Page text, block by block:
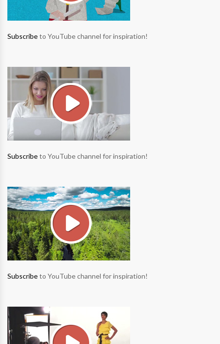
Subscribeto YouTube channel for inspiration!
Subscribeto YouTube channel for inspiration!
Subscribeto YouTube channel for inspiration!